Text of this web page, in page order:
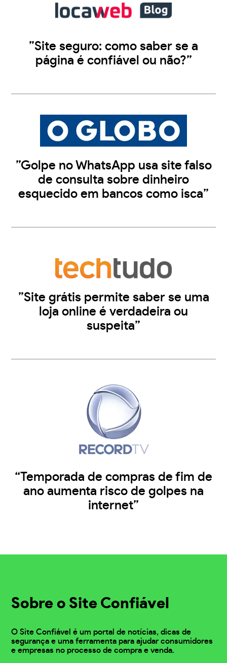
”Site seguro: como saber se a
página é confiável ou não?”
”Golpe no WhatsApp usa site falso
de consulta sobre dinheiro
esquecido em bancos como isca”
”Site grátis permite saber se uma
loja online é verdadeira ou
suspeita”
“Temporada de compras de fim de
ano aumenta risco de golpes na
internet”
Sobre o Site Confiável
O Site Confiável é um portal de notícias, dicas de
segurança e uma ferramenta para ajudar consumidores
e empresas no processo de compra e venda.